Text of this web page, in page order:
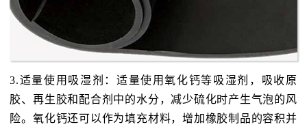
3.适量使用吸湿剂：适量使用氧化钙等吸湿剂，吸收原
胶、再生胶和配合剂中的水分，减少硫化时产生气泡的风
险。氧化钙还可以作为填充材料，增加橡胶制品的容积并